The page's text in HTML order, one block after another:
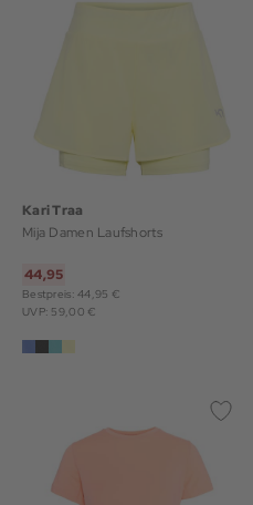
Kari Traa
Mija Damen Laufshorts
44,95
Bestpreis: 44,95 €
UVP: 59,00 €